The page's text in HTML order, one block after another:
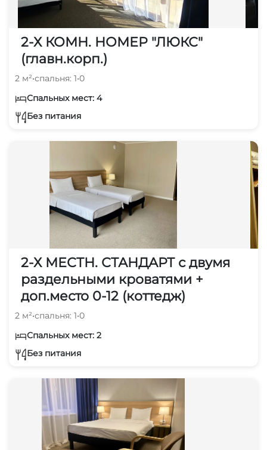
2-Х КОМН. НОМЕР "ЛЮКС"
(главн.корп.)
2 м²•спальня: 1•0
Спальных мест: 4
Без питания
2-Х МЕСТН. СТАНДАРТ с двумя
раздельными кроватями +
доп.место 0-12 (коттедж)
2 м²•спальня: 1•0
Спальных мест: 2
Без питания